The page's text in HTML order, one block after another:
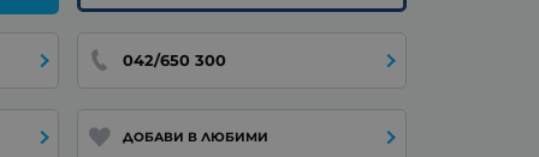
042/650 300
ДОБАВИ В ЛЮБИМИ